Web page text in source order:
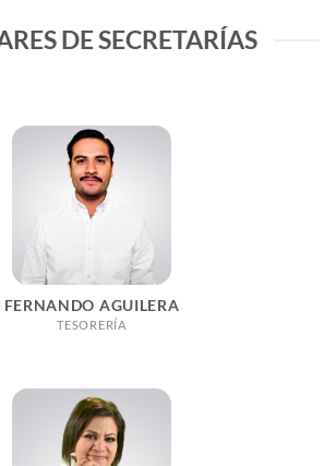
DE SECRETARÍAS
FERNANDO AGUILERA
TESORERÍA